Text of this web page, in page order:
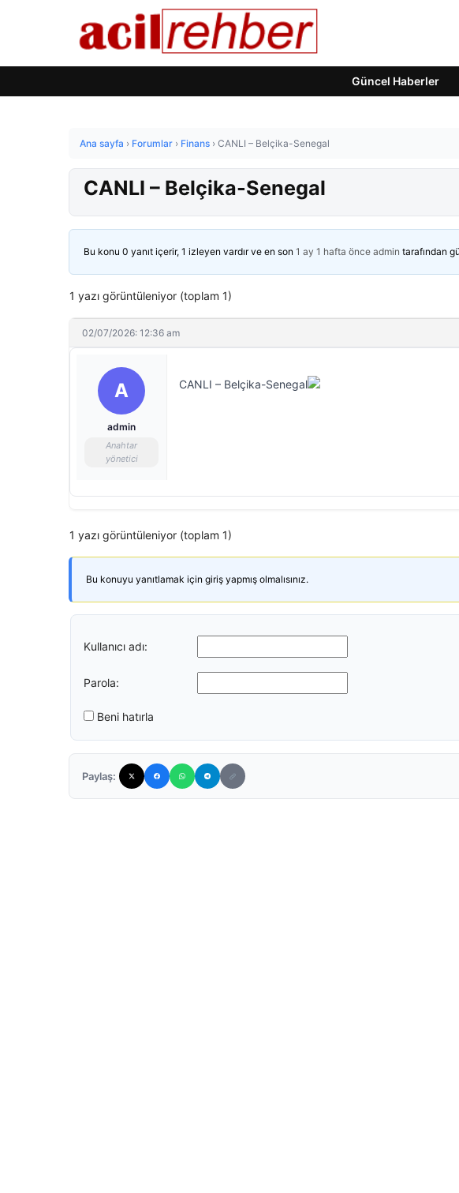
Güncel Haberler
Ana sayfa › Forumlar › Finans › CANLI – Belçika-Senegal
CANLI – Belçika-Senegal
Bu konu 0 yanıt içerir, 1 izleyen vardır ve en son 1 ay 1 hafta önce admin tarafından
1 yazı görüntüleniyor (toplam 1)
02/07/2026: 12:36 am
A
admin
Anahtar
yönetici
CANLI – Belçika-Senegal
1 yazı görüntüleniyor (toplam 1)
Bu konuyu yanıtlamak için giriş yapmış olmalısınız.
Kullanıcı adı:
Parola:
Beni hatırla
Paylaş: